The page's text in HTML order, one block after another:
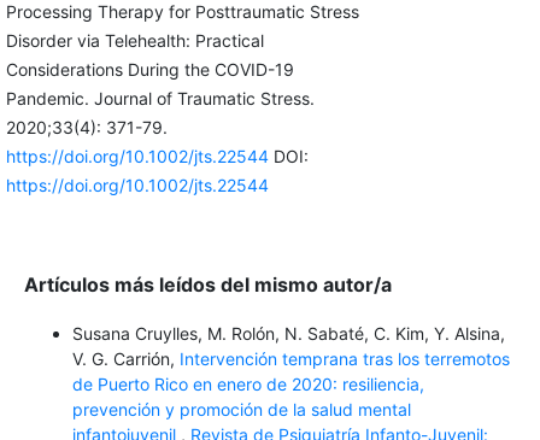
Processing Therapy for Posttraumatic Stress
Disorder via Telehealth: Practical
Considerations During the COVID-19
Pandemic. Journal of Traumatic Stress.
2020;33(4): 371-79.
https://doi.org/10.1002/jts.22544DOI:
https://doi.org/10.1002/jts.22544
Artículos más leídos del mismo autor/a
Susana Cruylles, M. Rolón, N. Sabaté, C. Kim, Y. Alsina,
V. G. Carrión, Intervención temprana tras los terremotos
de Puerto Rico en enero de 2020: resiliencia,
prevención y promoción de la salud mental
infantojuvenil , Revista de Psiquiatría Infanto-Juvenil: